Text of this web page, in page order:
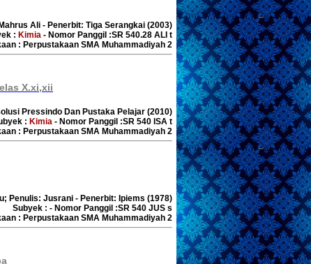
Ali - Penerbit: Tiga Serangkai (2003)
: Kimia - Nomor Panggil :SR 540.28 ALI t
: Perpustakaan SMA Muhammadiyah 2
X.xi,xii
Pressindo Dan Pustaka Pelajar (2010)
: Kimia - Nomor Panggil :SR 540 ISA t
: Perpustakaan SMA Muhammadiyah 2
Penulis: Jusrani - Penerbit: Ipiems (1978)
Subyek : - Nomor Panggil :SR 540 JUS s
: Perpustakaan SMA Muhammadiyah 2